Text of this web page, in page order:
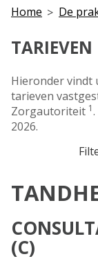
Home De
TARIEVEN
Hieronder vindt
tarieven
Zorgautoriteit 1
2026.
(C)